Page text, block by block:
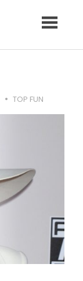
TOP FUN